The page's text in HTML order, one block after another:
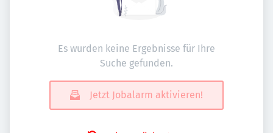
Es wurden keine Ergebnisse für Ihre
Suche gefunden.
Jetzt Jobalarm aktivieren!